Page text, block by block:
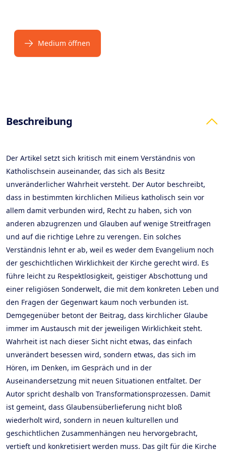
Medium öffnen
Products
Beschreibung
Der Artikel setzt sich kritisch mit einem Verständnis von
Katholischsein auseinander, das sich als Besitz
unveränderlicher Wahrheit versteht. Der Autor beschreibt,
dass in bestimmten kirchlichen Milieus katholisch sein vor
allem damit verbunden wird, Recht zu haben, sich von
anderen abzugrenzen und Glauben auf wenige Streitfragen
und auf die richtige Lehre zu verengen. Ein solches
Verständnis lehnt er ab, weil es weder dem Evangelium noch
der geschichtlichen Wirklichkeit der Kirche gerecht wird. Es
führe leicht zu Respektlosigkeit, geistiger Abschottung und
einer religiösen Sonderwelt, die mit dem konkreten Leben und
den Fragen der Gegenwart kaum noch verbunden ist.
Demgegenüber betont der Beitrag, dass kirchlicher Glaube
immer im Austausch mit der jeweiligen Wirklichkeit steht.
Wahrheit ist nach dieser Sicht nicht etwas, das einfach
unverändert besessen wird, sondern etwas, das sich im
Hören, im Denken, im Gespräch und in der
Auseinandersetzung mit neuen Situationen entfaltet. Der
Autor spricht deshalb von Transformationsprozessen. Damit
ist gemeint, dass Glaubensüberlieferung nicht bloß
wiederholt wird, sondern in neuen kulturellen und
geschichtlichen Zusammenhängen neu hervorgebracht,
vertieft und konkretisiert werden muss. Das gilt für die Kirche